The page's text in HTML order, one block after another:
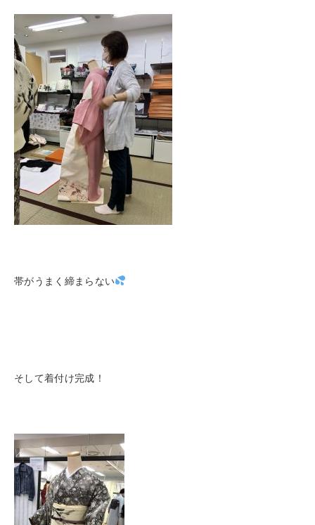
帯がうまく締まらない
そして着付け完成！